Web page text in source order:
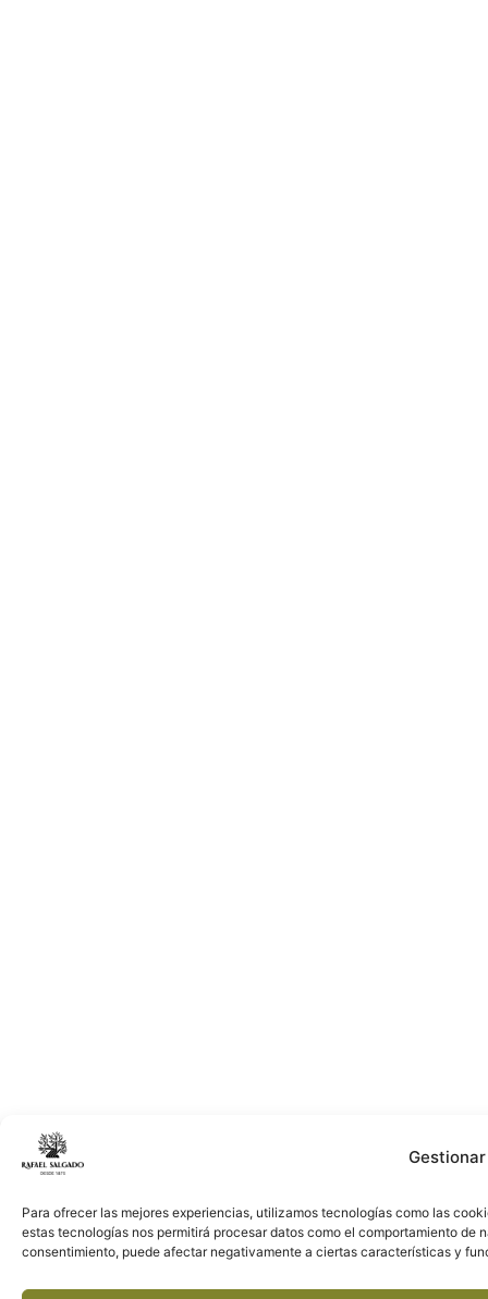
Para ofrecer las mejores experiencias, utilizamos tecnologías como las
estas tecnologías nos permitirá procesar datos como el comportamiento
consentimiento, puede afectar negativamente a ciertas características y